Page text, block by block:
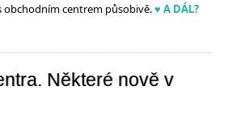
obchodním centrem působivě.♥ A DÁL?
Některé nově v